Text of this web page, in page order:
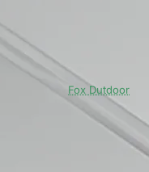
Fox Dutdoor